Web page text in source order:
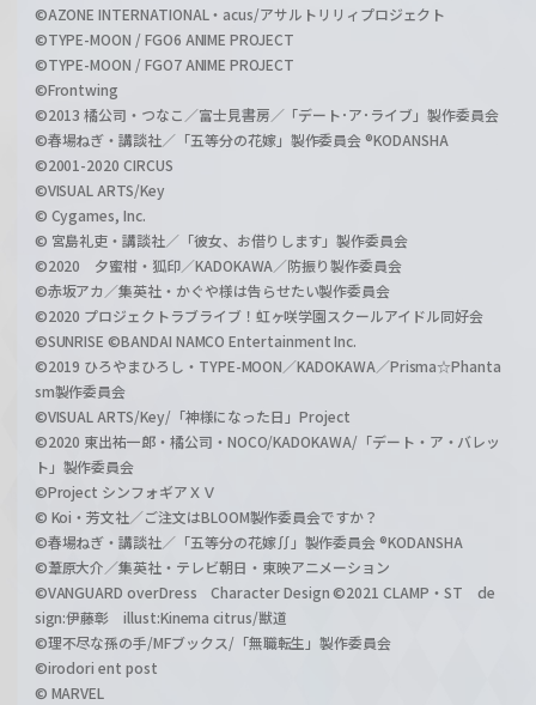
©AZONE INTERNATIONAL・acus/アサルトリリィプロジェクト
©TYPE-MOON / FGO6 ANIME PROJECT
©TYPE-MOON / FGO7 ANIME PROJECT
©Frontwing
©2013 橘公司・つなこ／富士見書房／「デート･ア･ライブ」製作委員会
©春場ねぎ・講談社／「五等分の花嫁」製作委員会 ®KODANSHA
©2001-2020 CIRCUS
©VISUAL ARTS/Key
© Cygames, Inc.
© 宮島礼吏・講談社／「彼女、お借りします」製作委員会
©2020 夕蜜柑・狐印／KADOKAWA／防振り製作委員会
©赤坂アカ／集英社・かぐや様は告らせたい製作委員会
©2020 プロジェクトラブライブ！虹ヶ咲学園スクールアイドル同好会
©SUNRISE ©BANDAI NAMCO Entertainment Inc.
©2019 ひろやまひろし・TYPE-MOON／KADOKAWA／Prisma☆Phanta
sm製作委員会
©VISUAL ARTS/Key/「神様になった日」Project
©2020 東出祐一郎・橘公司・NOCO/KADOKAWA/「デート・ア・バレッ
ト」製作委員会
©Project シンフォギアＸＶ
© Koi・芳文社／ご注文はBLOOM製作委員会ですか？
©春場ねぎ・講談社／「五等分の花嫁∬」製作委員会 ®KODANSHA
©葦原大介／集英社・テレビ朝日・東映アニメーション
©VANGUARD overDress Character Design ©2021 CLAMP・ST de
sign:伊藤彰 illust:Kinema citrus/獣道
©理不尽な孫の手/MFブックス/「無職転生」製作委員会
©irodori ent post
© MARVEL